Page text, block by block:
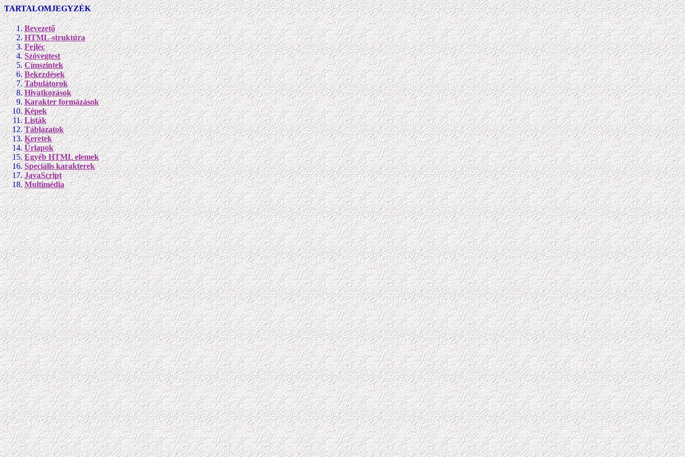
TARTALOMJEGYZÉK
Bevezető
HTML-struktúra
Fejléc
Szövegtest
Címszintek
Bekezdések
Tabulátorok
Hivatkozások
Karakter formázások
Képek
Listák
Táblázatok
Keretek
Űrlapok
Egyéb HTML elemek
Speciális karakterek
JavaScript
Multimédia